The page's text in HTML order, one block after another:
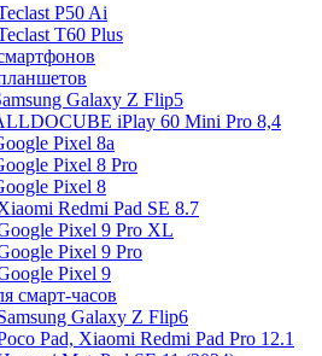
P50 Ai
T60 Plus
Galaxy Z Flip5
iPlay 60 Mini Pro 8,4
Pixel 8a
Pixel 8 Pro
Pixel 8
Redmi Pad SE 8.7
Pixel 9 Pro XL
Pixel 9 Pro
Pixel 9
смарт-часов
Galaxy Z Flip6
Pad, Xiaomi Redmi Pad Pro 12.1